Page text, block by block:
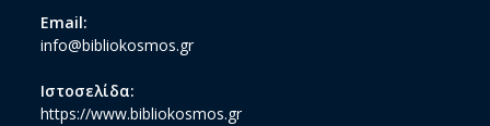
Email:
info@bibliokosmos.gr
Ιστοσελίδα:
https://www.bibliokosmos.gr